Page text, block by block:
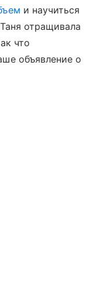
и научиться
отращивала
что
объявление о